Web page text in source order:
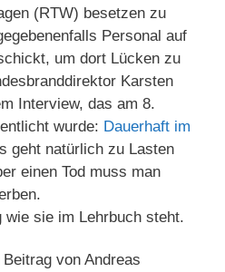
(RTW) besetzen zu
Personal auf
um dort Lücken zu
Karsten
Interview, das am 8.
wurde: Dauerhaft im
geht natürlich zu Lasten
einen Tod muss man
wie sie im Lehrbuch steht.
von Andreas